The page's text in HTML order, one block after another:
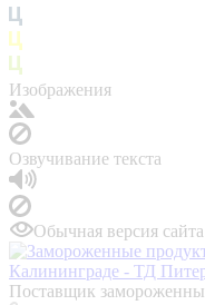
Изображения
Озвучивание текста
Обычная версия сайта
Поставщик